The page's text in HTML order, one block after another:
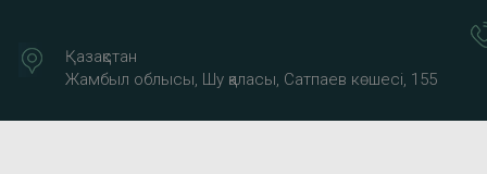
Қазақстан
Жамбыл облысы, Шу қаласы, Сатпаев көшесі, 155